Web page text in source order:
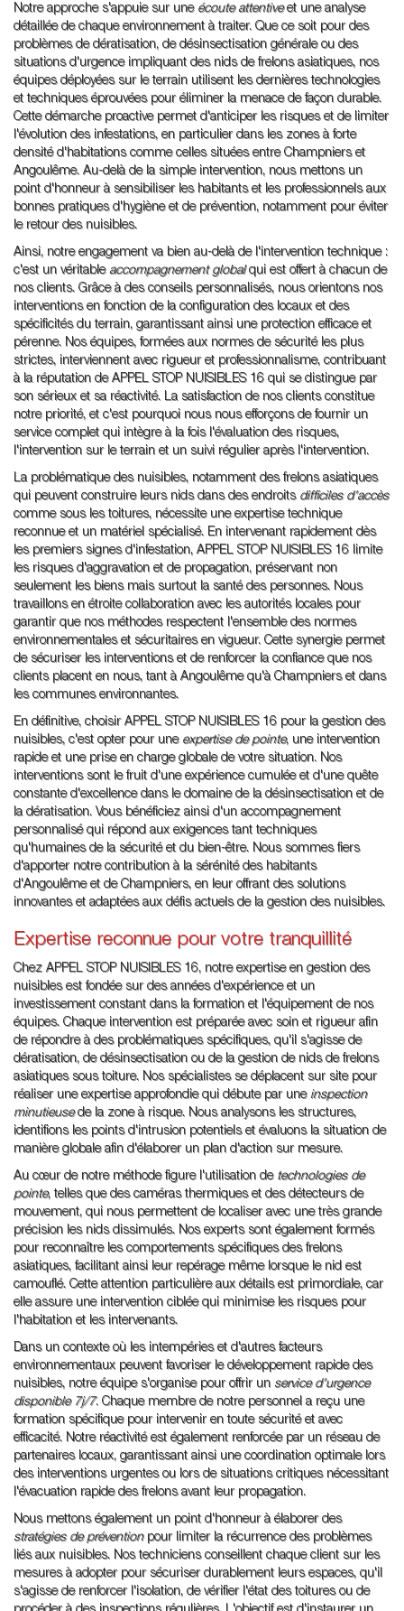
Notre approche s'appuie sur une écoute attentiveet une analyse
détaillée de chaque environnement à traiter. Que ce soit pour des
problèmes de dératisation, de désinsectisation générale ou des
situations d'urgence impliquant des nids de frelons asiatiques, nos
équipes déployées sur le terrain utilisent les dernières technologies
et techniques éprouvées pour éliminer la menace de façon durable.
Cette démarche proactive permet d'anticiper les risques et de limiter
l'évolution des infestations, en particulier dans les zones à forte
densité d'habitations comme celles situées entre Champniers et
Angoulême. Au-delà de la simple intervention, nous mettons un
point d'honneur à sensibiliser les habitants et les professionnels aux
bonnes pratiques d'hygiène et de prévention, notamment pour éviter
le retour des nuisibles.
Ainsi, notre engagement va bien au-delà de l'intervention technique :
c'est un véritable accompagnement globalqui est offert à chacun de
nos clients. Grâce à des conseils personnalisés, nous orientons nos
interventions en fonction de la configuration des locaux et des
spécificités du terrain, garantissant ainsi une protection efficace et
pérenne. Nos équipes, formées aux normes de sécurité les plus
strictes, interviennent avec rigueur et professionnalisme, contribuant
à la réputation de APPEL STOP NUISIBLES 16 qui se distingue par
son sérieux et sa réactivité. La satisfaction de nos clients constitue
notre priorité, et c'est pourquoi nous nous efforçons de fournir un
service complet qui intègre à la fois l'évaluation des risques,
l'intervention sur le terrain et un suivi régulier après l'intervention.
La problématique des nuisibles, notamment des frelons asiatiques
qui peuvent construire leurs nids dans des endroits difficiles d'accès
comme sous les toitures, nécessite une expertise technique
reconnue et un matériel spécialisé. En intervenant rapidement dès
les premiers signes d'infestation, APPEL STOP NUISIBLES 16 limite
les risques d'aggravation et de propagation, préservant non
seulement les biens mais surtout la santé des personnes. Nous
travaillons en étroite collaboration avec les autorités locales pour
garantir que nos méthodes respectent l'ensemble des normes
environnementales et sécuritaires en vigueur. Cette synergie permet
de sécuriser les interventions et de renforcer la confiance que nos
clients placent en nous, tant à Angoulême qu'à Champniers et dans
les communes environnantes.
En définitive, choisir APPEL STOP NUISIBLES 16 pour la gestion des
nuisibles, c'est opter pour une expertise de pointe, une intervention
rapide et une prise en charge globale de votre situation. Nos
interventions sont le fruit d'une expérience cumulée et d'une quête
constante d'excellence dans le domaine de la désinsectisation et de
la dératisation. Vous bénéficiez ainsi d'un accompagnement
personnalisé qui répond aux exigences tant techniques
qu'humaines de la sécurité et du bien-être. Nous sommes fiers
d'apporter notre contribution à la sérénité des habitants
d'Angoulême et de Champniers, en leur offrant des solutions
innovantes et adaptées aux défis actuels de la gestion des nuisibles.
Expertise reconnue pour votre tranquillité
Chez APPEL STOP NUISIBLES 16, notre expertise en gestion des
nuisibles est fondée sur des années d'expérience et un
investissement constant dans la formation et l'équipement de nos
équipes. Chaque intervention est préparée avec soin et rigueur afin
de répondre à des problématiques spécifiques, qu'il s'agisse de
dératisation, de désinsectisation ou de la gestion de nids de frelons
asiatiques sous toiture. Nos spécialistes se déplacent sur site pour
réaliser une expertise approfondie qui débute par une inspection
minutieusede la zone à risque. Nous analysons les structures,
identifions les points d'intrusion potentiels et évaluons la situation de
manière globale afin d'élaborer un plan d'action sur mesure.
Au cœur de notre méthode figure l'utilisation de technologies de
pointe, telles que des caméras thermiques et des détecteurs de
mouvement, qui nous permettent de localiser avec une très grande
précision les nids dissimulés. Nos experts sont également formés
pour reconnaître les comportements spécifiques des frelons
asiatiques, facilitant ainsi leur repérage même lorsque le nid est
camouflé. Cette attention particulière aux détails est primordiale, car
elle assure une intervention ciblée qui minimise les risques pour
l'habitation et les intervenants.
Dans un contexte où les intempéries et d'autres facteurs
environnementaux peuvent favoriser le développement rapide des
nuisibles, notre équipe s'organise pour offrir un service d'urgence
disponible 7j/7. Chaque membre de notre personnel a reçu une
formation spécifique pour intervenir en toute sécurité et avec
efficacité. Notre réactivité est également renforcée par un réseau de
partenaires locaux, garantissant ainsi une coordination optimale lors
des interventions urgentes ou lors de situations critiques nécessitant
l'évacuation rapide des frelons avant leur propagation.
Nous mettons également un point d'honneur à élaborer des
stratégies de préventionpour limiter la récurrence des problèmes
liés aux nuisibles. Nos techniciens conseillent chaque client sur les
mesures à adopter pour sécuriser durablement leurs espaces, qu'il
s'agisse de renforcer l'isolation, de vérifier l'état des toitures ou de